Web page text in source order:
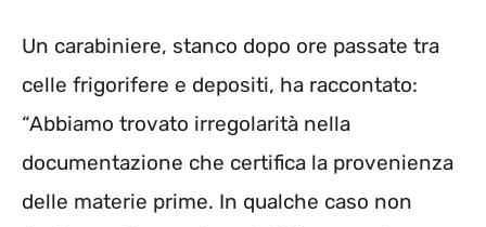
Un carabiniere, stanco dopo ore passate tra
celle frigorifere e depositi, ha raccontato:
“Abbiamo trovato irregolarità nella
documentazione che certifica la provenienza
delle materie prime. In qualche caso non